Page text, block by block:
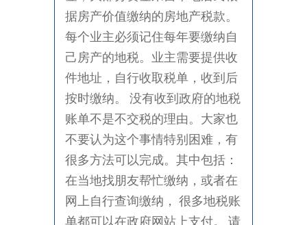
据房产价值缴纳的房地产税款。
每个业主必须记住每年要缴纳自
己房产的地税。业主需要提供收
件地址，自行收取税单，收到后
按时缴纳。 没有收到政府的地税
账单不是不交税的理由。大家也
不要认为这个事情特别困难，有
很多方法可以完成。其中包括：
在当地找朋友帮忙缴纳，或者在
网上自行查询缴纳， 很多地税账